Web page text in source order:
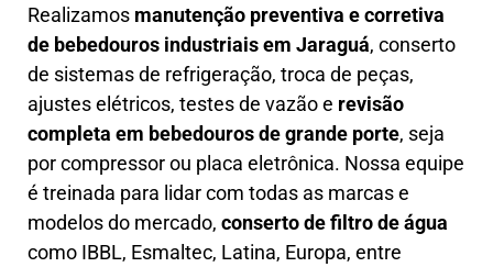
Realizamos manutenção preventiva e corretiva
de bebedouros industriais em Jaraguá, conserto
de sistemas de refrigeração, troca de peças,
ajustes elétricos, testes de vazão e revisão
completa em bebedouros de grande porte, seja
por compressor ou placa eletrônica. Nossa equipe
é treinada para lidar com todas as marcas e
modelos do mercado, conserto de filtro de água
como IBBL, Esmaltec, Latina, Europa, entre